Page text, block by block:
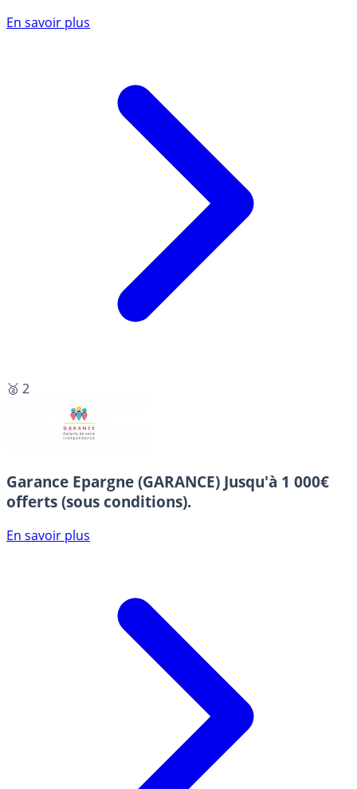
En savoir plus
🥈 2
Garance Epargne (GARANCE) Jusqu'à 1 000€
offerts (sous conditions).
En savoir plus